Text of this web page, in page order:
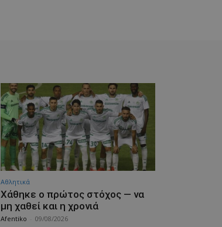
Αθλητικά
Χάθηκε ο πρώτος στόχος — να
μη χαθεί και η χρονιά
Afentiko 09/08/2026